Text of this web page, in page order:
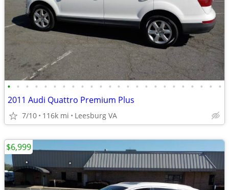
• • • • • • • • • • • • • • • • • • • • • • • •
2011 Audi Quattro Premium Plus
7/10 116k mi Leesburg VA
$6,999